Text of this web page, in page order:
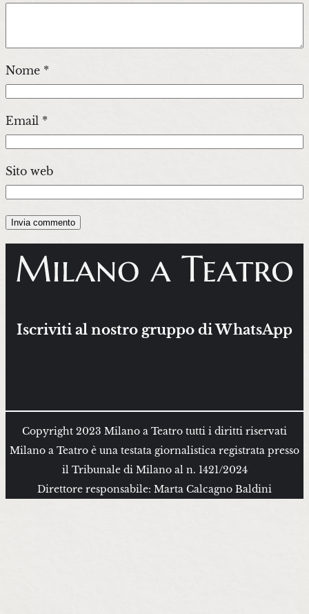
Nome *
Email *
Sito web
Iscriviti al nostro gruppo di WhatsApp
Copyright 2023 Milano a Teatro tutti i diritti riservati
Milano a Teatro è una testata giornalistica registrata presso
il Tribunale di Milano al n. 1421/2024
Direttore responsabile: Marta Calcagno Baldini